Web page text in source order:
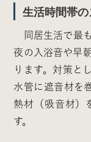
生活時間帯
同居生活で最
夜の入浴音や早
ります。対策と
水管に遮音材を
熱材（吸音材）
す。